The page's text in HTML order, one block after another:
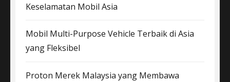
Keselamatan Mobil Asia
Mobil Multi-Purpose Vehicle Terbaik di Asia
yang Fleksibel
Proton Merek Malaysia yang Membawa